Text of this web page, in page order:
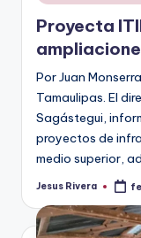
en
Proyecta
Por Juan
Tamaulipas. El
Sagástegui,
proyectos de
medio superior,
Publicado
Jesus Rivera